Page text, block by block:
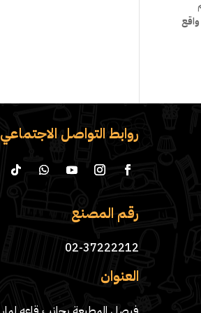
روابط التواصل الاجتماعي
رقم المصنع
02-37222212
العنوان